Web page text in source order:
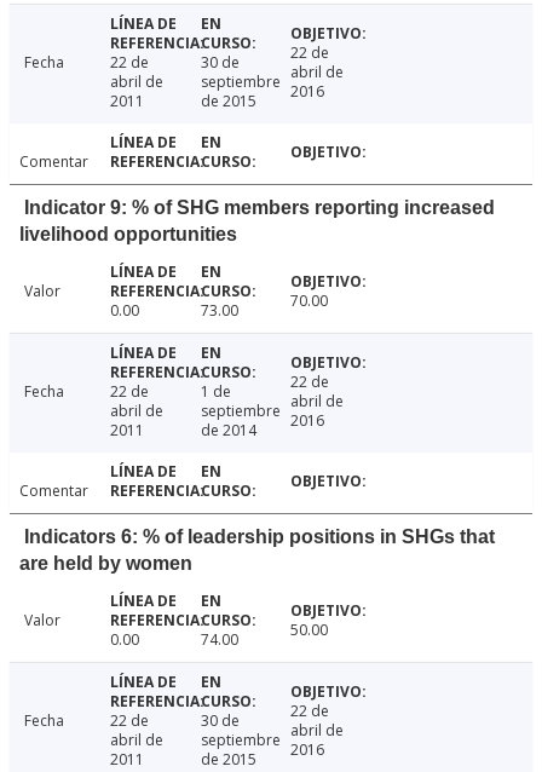
Fecha
22 de
abril de
2011
30 de
septiembre
de 2015
22 de
abril de
2016
Comentar
Indicator 9: % of SHG members reporting increased
livelihood opportunities
Valor
0.00
73.00 70.00
Fecha
22 de
abril de
2011
1 de
septiembre
de 2014
22 de
abril de
2016
Comentar
Indicators 6: % of leadership positions in SHGs that
are held by women
Valor
0.00
74.00 50.00
Fecha
22 de
abril de
2011
30 de
septiembre
de 2015
22 de
abril de
2016